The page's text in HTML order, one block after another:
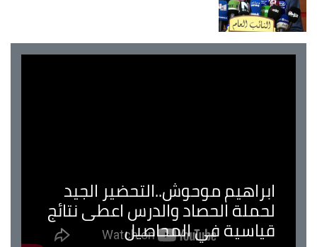
ابراهيم موحوش..التحضير الجيد
لحملة الحصاد والدرس اعطى نتائج
قياسية في المحاصيل